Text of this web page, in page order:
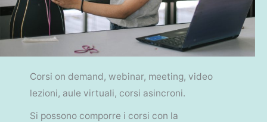
Corsi on demand, webinar, meeting, video
lezioni, aule virtuali, corsi asincroni.
Si possono comporre i corsi con la